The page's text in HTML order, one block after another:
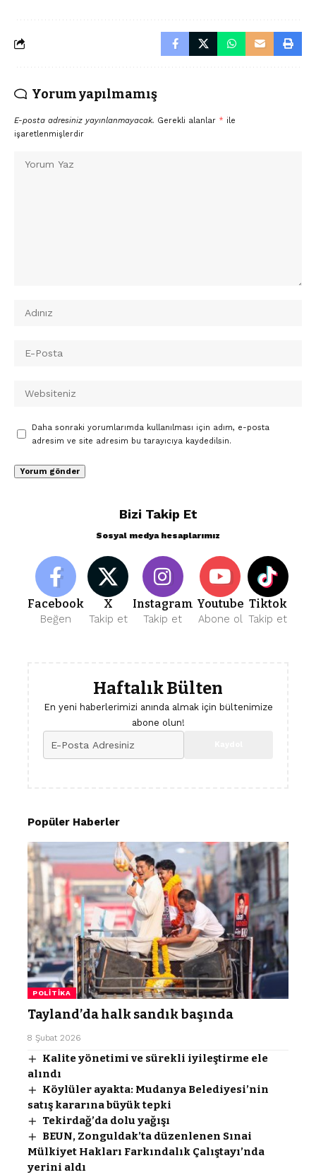
Yorum yapılmamış
E-posta adresiniz yayınlanmayacak. Gerekli alanlar * ile
işaretlenmişlerdir
Daha sonraki yorumlarımda kullanılması için adım, e-posta
adresim ve site adresim bu tarayıcıya kaydedilsin.
Bizi Takip Et
Sosyal medya hesaplarımız
Facebook
Beğen
X
Takip et
Instagram
Takip et
Youtube
Abone ol
Tiktok
Takip et
Haftalık Bülten
En yeni haberlerimizi anında almak için bültenimize
abone olun!
Popüler Haberler
POLITIKA
Tayland’da halk sandık başında
8 Şubat 2026
Kalite yönetimi ve sürekli iyileştirme ele
alındı
Köylüler ayakta: Mudanya Belediyesi’nin
satış kararına büyük tepki
Tekirdağ’da dolu yağışı
BEUN, Zonguldak’ta düzenlenen Sınai
Mülkiyet Hakları Farkındalık Çalıştayı’nda
yerini aldı